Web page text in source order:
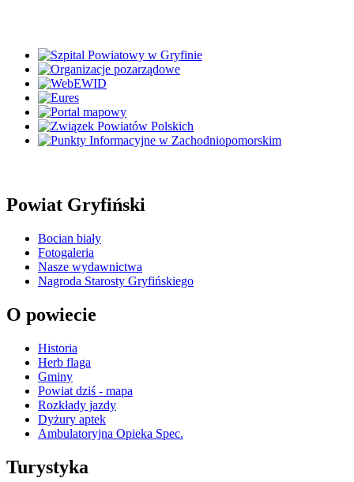
Powiat Gryfiński
Bocian biały
Fotogaleria
Nasze wydawnictwa
Nagroda Starosty Gryfińskiego
O powiecie
Historia
Herb flaga
Gminy
Powiat dziś - mapa
Rozkłady jazdy
Dyżury aptek
Ambulatoryjna Opieka Spec.
Turystyka